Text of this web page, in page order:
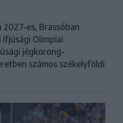
es, Brassóban
Olimpiai
jégkorong-
számos székelyföldi